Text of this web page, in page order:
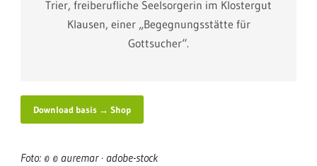
Trier, freiberufliche Seelsorgerin im Klostergut
Klausen, einer „Begegnungsstätte für
Gottsucher“.
Download basis → Shop
Foto: © © auremar · adobe-stock